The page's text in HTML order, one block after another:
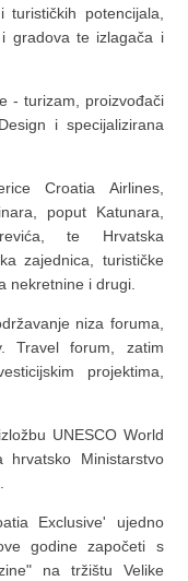
turističkih potencijala,
gradova te izlagača i
- turizam, proizvođači
i specijalizirana
Croatia Airlines,
poput Katunara,
te Hrvatska
zajednica, turističke
nekretnine i drugi.
niza foruma,
Travel forum, zatim
projektima,
UNESCO World
Ministarstvo
Exclusive' ujedno
godine započeti s
na tržištu Velike